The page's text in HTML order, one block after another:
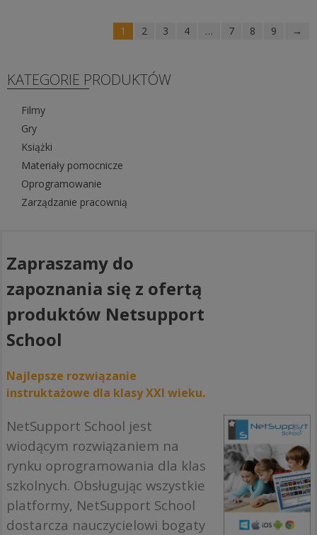
Opcje
1 2 3 4 … 7 8 9 →
KATEGORIE PRODUKTÓW
Filmy
Gry
Książki
Materiały pomocnicze
Oprogramowanie
Zarządzanie pracownią
Zapraszamy do
zapoznania się z ofertą
produktów Netsupport
School
Najlepsze rozwiązanie
instruktażowe dla klasy XXI wieku.
NetSupport School jest
wiodącym rozwiązaniem na
rynku oprogramowania dla klas
szkolnych. Obsługując wszystkie
platformy, NetSupport School
dostarcza nauczycielowi bogaty